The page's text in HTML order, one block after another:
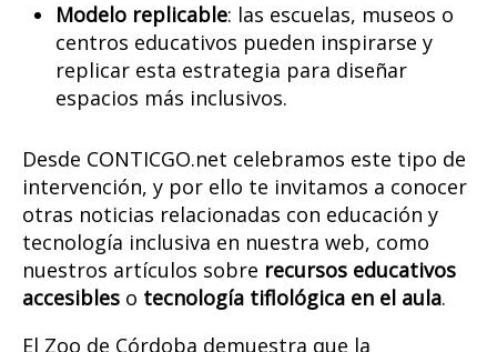
Modelo replicable: las escuelas, museos o
centros educativos pueden inspirarse y
replicar esta estrategia para diseñar
espacios más inclusivos.
Desde CONTICGO.net celebramos este tipo de
intervención, y por ello te invitamos a conocer
otras noticias relacionadas con educación y
tecnología inclusiva en nuestra web, como
nuestros artículos sobre recursos educativos
accesibles o tecnología tiflológica en el aula.
El Zoo de Córdoba demuestra que la